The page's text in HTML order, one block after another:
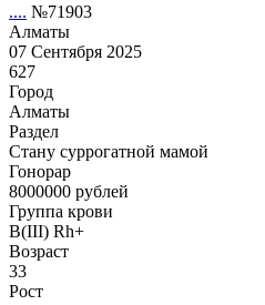
.... №71903
Алматы
07 Сентября 2025
627
Город
Алматы
Раздел
Cтану суррогатной мамой
Гонoрар
8000000 рублей
Группа крови
B(III) Rh+
Возраст
33
Рост